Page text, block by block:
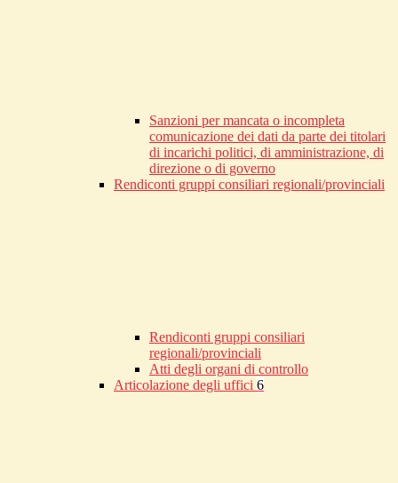
Sanzioni per mancata o incompleta
comunicazione dei dati da parte dei titolari
di incarichi politici, di amministrazione, di
direzione o di governo
Rendiconti gruppi consiliari regionali/provinciali
Rendiconti gruppi consiliari
regionali/provinciali
Atti degli organi di controllo
Articolazione degli uffici 6